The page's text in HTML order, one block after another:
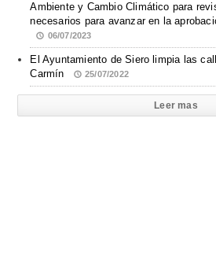
Ambiente y Cambio Climático para
necesarios para avanzar en la
06/07/2023
El Ayuntamiento de Siero limpia las
Carmín
25/07/2022
Leer mas